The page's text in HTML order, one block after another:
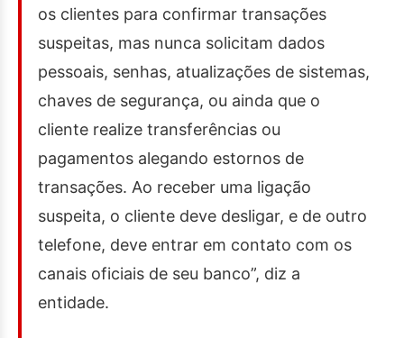
os clientes para confirmar transações
suspeitas, mas nunca solicitam dados
pessoais, senhas, atualizações de sistemas,
chaves de segurança, ou ainda que o
cliente realize transferências ou
pagamentos alegando estornos de
transações. Ao receber uma ligação
suspeita, o cliente deve desligar, e de outro
telefone, deve entrar em contato com os
canais oficiais de seu banco”, diz a
entidade.